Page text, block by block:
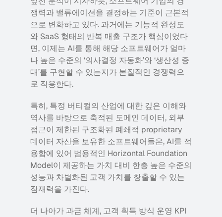
쟁력과 밸류에이션을 결정하는 기준이 근본적
으로 변화하고 있다. 과거에는 기능적 완성도
와 SaaS 형태의 반복 매출 구조가 핵심이었다
면, 이제는 AI를 통해 해당 소프트웨어가 얼마
나 높은 수준의 ‘의사결정 자동화’와 ‘생산성 증
대’를 구현할 수 있는지가 본질적인 경쟁력으
로 작용한다.
특히, 특정 버티컬의 산업에 대한 깊은 이해와
역사를 바탕으로 축적된 도메인 데이터, 외부
접근이 제한된 구조화된 폐쇄적 proprietary
데이터 자산을 보유한 소프트웨어들은, AI를 적
용함에 있어 범용적인 Horizontal Foundation
Model이 제공하는 가치 대비 한층 높은 수준의
성능과 차별화된 고객 가치를 창출할 수 있는
잠재력을 가진다.
더 나아가 과금 체계, 고객 획득 방식 운영 KPI